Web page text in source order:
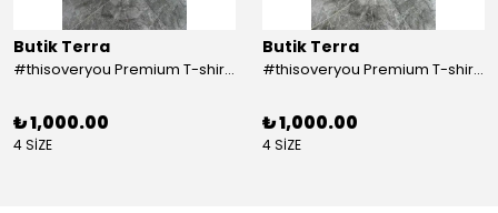
Butik Terra
#thisoveryou Premium T-shirt Beyaz
₺ 1,000.00
4 SİZE
Butik Terra
#thisoveryou Premium T-shirt Kahve
₺ 1,000.00
4 SİZE